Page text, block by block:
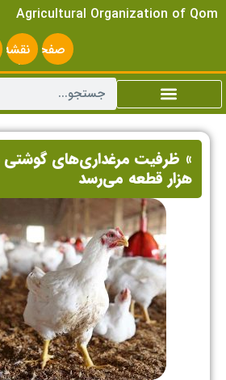
Agricultural Organization of Qom
صفحه
اصلی
نقشه
سایت
هزار قطعه می‌رسد